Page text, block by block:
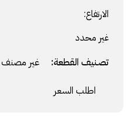
الارتفاع:
غير محدد
تصنيف القطعة: غير مصنف
اطلب السعر